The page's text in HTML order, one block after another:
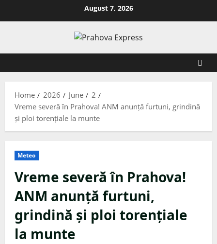
August 7, 2026
Home 2026 June
2
Vreme severă în Prahova! ANM anunță furtuni, grindină
și ploi torențiale la munte
Meteo
Vreme severă în Prahova!
ANM anunță furtuni,
grindină și ploi torențiale
la munte